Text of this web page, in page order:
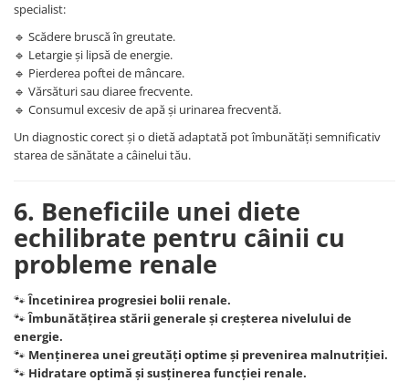
specialist:
🔹 Scădere bruscă în greutate.
🔹 Letargie și lipsă de energie.
🔹 Pierderea poftei de mâncare.
🔹 Vărsături sau diaree frecvente.
🔹 Consumul excesiv de apă și urinarea frecventă.
Un diagnostic corect și o dietă adaptată pot îmbunătăți semnificativ
starea de sănătate a câinelui tău.
6. Beneficiile unei diete
echilibrate pentru câinii cu
probleme renale
🐾Încetinirea progresiei bolii renale.
🐾Îmbunătățirea stării generale și creșterea nivelului de
energie.
🐾 Menținerea unei greutăți optime și prevenirea malnutriției.
🐾 Hidratare optimă și susținerea funcției renale.